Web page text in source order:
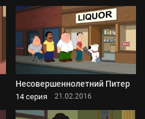
Несовершеннолетний Питер
14 серия 21.02.2016